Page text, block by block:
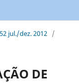
jul./dez. 2012 /
DE